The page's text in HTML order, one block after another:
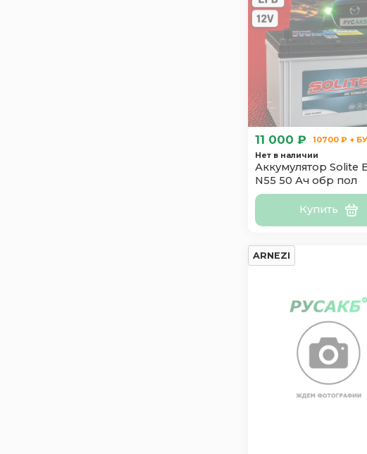
11 000 ₽
10700 ₽ + БУ
Нет в наличии
Аккумулятор Solite
N55 50 Ач обр пол
Купить
ARNEZI